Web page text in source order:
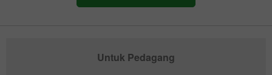
Untuk Pedagang